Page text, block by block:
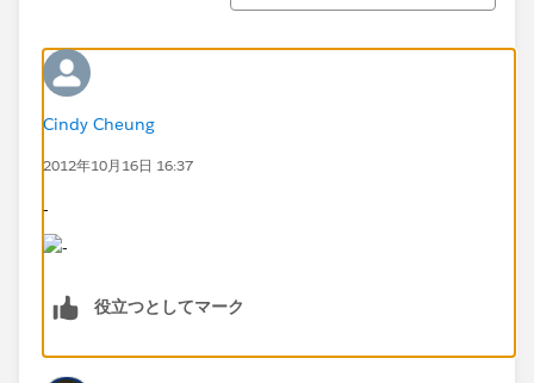
Cindy Cheung
2012年10月16日 16:37
-
役立つとしてマーク